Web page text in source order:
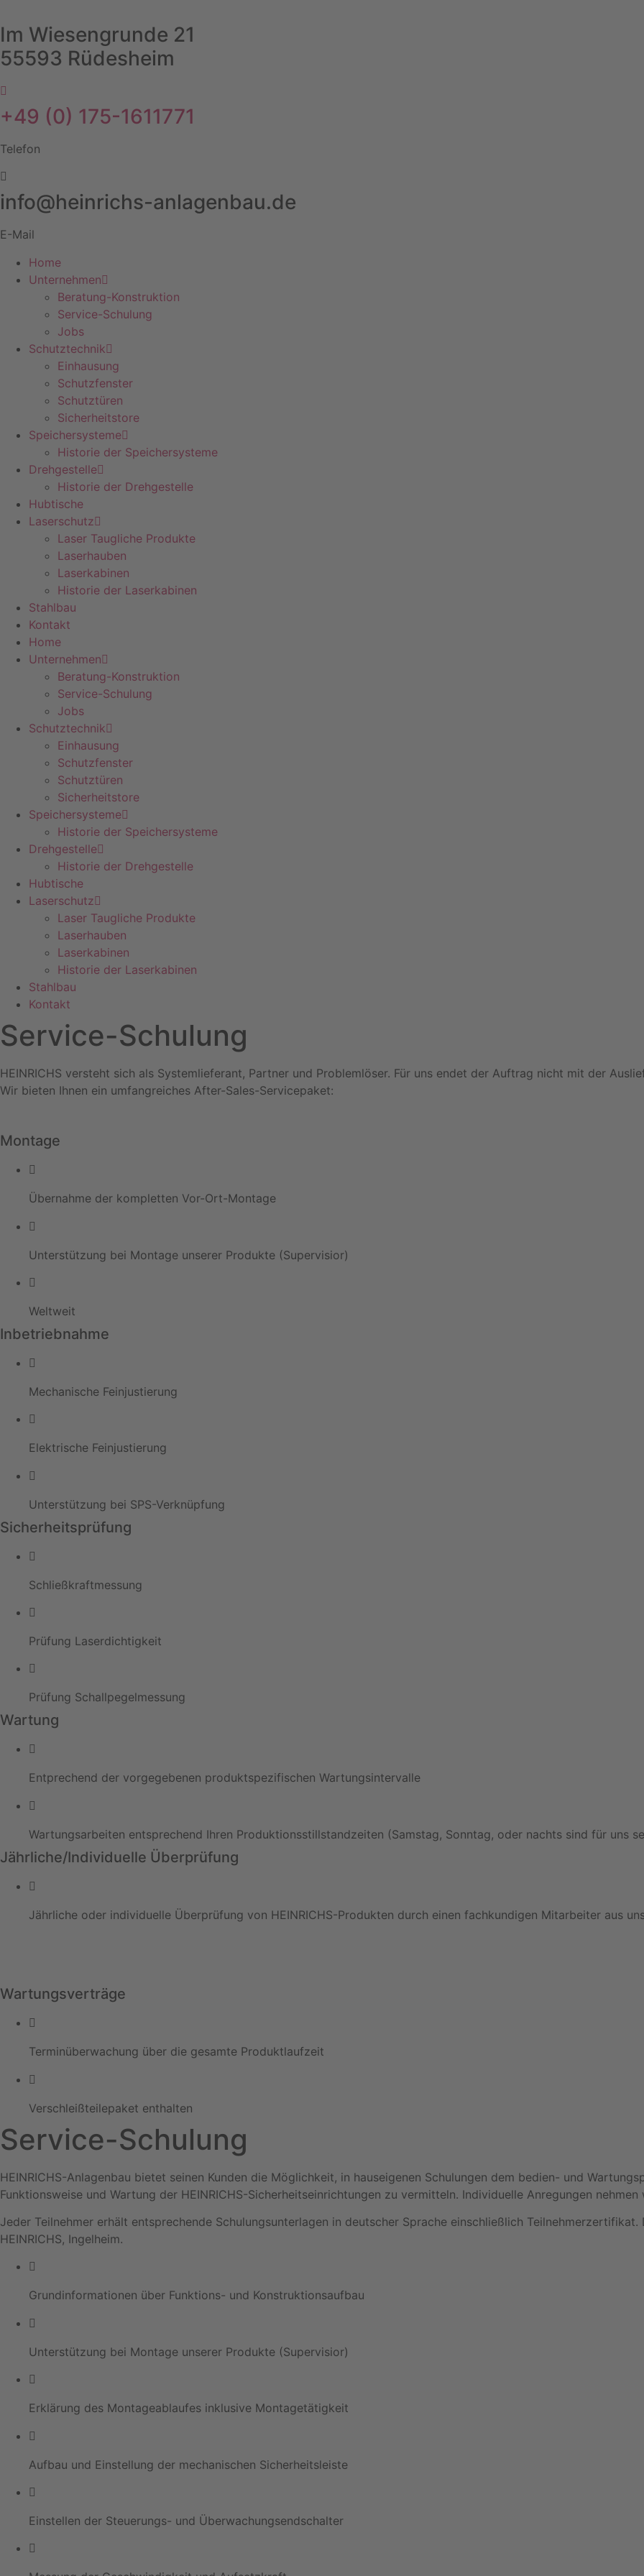
Inhalt
springen
Im Wiesengrunde 21
55593 Rüdesheim
+49 (0) 175-1611771
Telefon
info@heinrichs-anlagenbau.de
E-Mail
Home
Unternehmen
Beratung-Konstruktion
Service-Schulung
Jobs
Schutztechnik
Einhausung
Schutzfenster
Schutztüren
Sicherheitstore
Speichersysteme
Historie der Speichersysteme
Drehgestelle
Historie der Drehgestelle
Hubtische
Laserschutz
Laser Taugliche Produkte
Laserhauben
Laserkabinen
Historie der Laserkabinen
Stahlbau
Kontakt
Home
Unternehmen
Beratung-Konstruktion
Service-Schulung
Jobs
Schutztechnik
Einhausung
Schutzfenster
Schutztüren
Sicherheitstore
Speichersysteme
Historie der Speichersysteme
Drehgestelle
Historie der Drehgestelle
Hubtische
Laserschutz
Laser Taugliche Produkte
Laserhauben
Laserkabinen
Historie der Laserkabinen
Stahlbau
Kontakt
Service-Schulung
HEINRICHS versteht sich als Systemlieferant, Partner und Problemlöser. Für uns endet der Auftrag nicht mit der
Wir bieten Ihnen ein umfangreiches After-Sales-Servicepaket:
Montage
Übernahme der kompletten Vor-Ort-Montage
Unterstützung bei Montage unserer Produkte (Supervisior)
Weltweit
Inbetriebnahme
Mechanische Feinjustierung
Elektrische Feinjustierung
Unterstützung bei SPS-Verknüpfung
Sicherheitsprüfung
Schließkraftmessung
Prüfung Laserdichtigkeit
Prüfung Schallpegelmessung
Wartung
Entprechend der vorgegebenen produktspezifischen Wartungsintervalle
Wartungsarbeiten entsprechend Ihren Produktionsstillstandzeiten (Samstag, Sonntag, oder nachts sind für uns
Jährliche/Individuelle Überprüfung
Jährliche oder individuelle Überprüfung von HEINRICHS-Produkten durch einen fachkundigen Mitarbeiter aus
Wartungsverträge
Terminüberwachung über die gesamte Produktlaufzeit
Verschleißteilepaket enthalten
Service-Schulung
HEINRICHS-Anlagenbau bietet seinen Kunden die Möglichkeit, in hauseigenen Schulungen dem bedien- und
Funktionsweise und Wartung der HEINRICHS-Sicherheitseinrichtungen zu vermitteln. Individuelle Anregungen
Jeder Teilnehmer erhält entsprechende Schulungsunterlagen in deutscher Sprache einschließlich
HEINRICHS, Ingelheim.
Grundinformationen über Funktions- und Konstruktionsaufbau
Unterstützung bei Montage unserer Produkte (Supervisior)
Erklärung des Montageablaufes inklusive Montagetätigkeit
Aufbau und Einstellung der mechanischen Sicherheitsleiste
Einstellen der Steuerungs- und Überwachungsendschalter